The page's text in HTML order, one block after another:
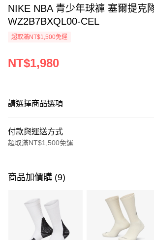
NIKE NBA 青少年球褲 塞爾提克
WZ2B7BXQL00-CEL
超取滿NT$1,500免運
NT$1,980
請選擇商品選項
付款與運送方式
超取滿NT$1,500免運
信用卡一次付款
3 期 0 利率 每期
合作金庫商業銀行
第一商業銀行
華南商業銀行
彰化商業銀行
商品加價購 (9)